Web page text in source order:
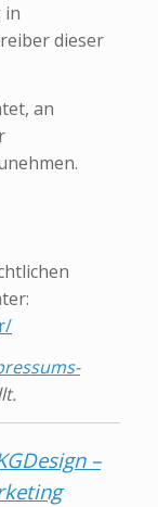
in
dieser
an
–